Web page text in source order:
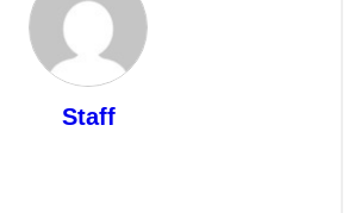
Staff